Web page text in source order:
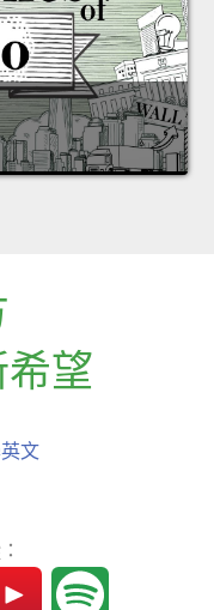
望
文